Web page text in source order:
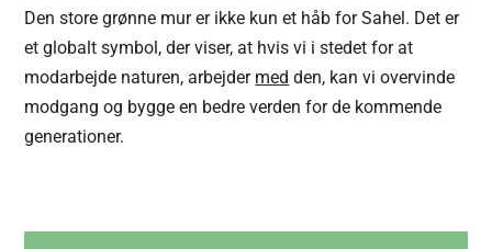
Den store grønne mur er ikke kun et håb for Sahel. Det er
et globalt symbol, der viser, at hvis vi i stedet for at
modarbejde naturen, arbejder med den, kan vi overvinde
modgang og bygge en bedre verden for de kommende
generationer.